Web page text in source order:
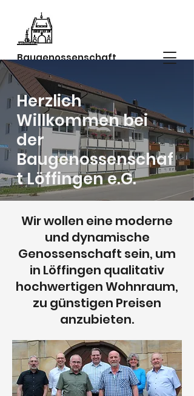
Baugenossenschaft
Löffingen e.G.
Herzlich
Willkommenbei
der
Baugenossenschaf
t Löffingen e.G.
Wir wollen eine moderne
und dynamische
Genossenschaft sein, um
in Löffingen qualitativ
hochwertigen Wohnraum,
zu günstigen Preisen
anzubieten.